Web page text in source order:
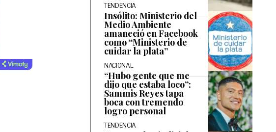
TENDENCIA
Insólito: Ministerio del
Medio Ambiente
amaneció en Facebook
como “Ministerio de
cuidar la plata”
NACIONAL
“Hubo gente que me
dijo que estaba loco”:
Sammis Reyes tapa
boca con tremendo
logro personal
TENDENCIA